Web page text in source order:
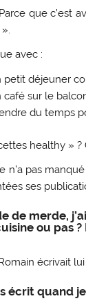
que c’est
avec :
petit déjeuner
café sur le
du temps
healthy »
n’a pas
ses
de merde,
ou pas
écrivait
écrit quand